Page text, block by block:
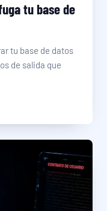
tu base de
tu base de datos
de salida que